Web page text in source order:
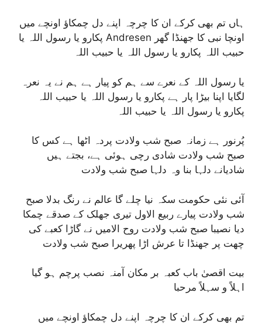
ہاں تم بھی کرکے ان کا چرچہ اپنے دل چمکاؤ اونچے میں
اونچا نبی کا جھنڈا گھر Andresen پکارو یا رسول اللہ یا
حبیب اللہ پکارو یا رسول اللہ یا حبیب اللہ
یا رسول اللہ کے نعرے سے ہم کو پیار ہے ہم نے یہ نعرہ
لگایا اپنا بیڑا پار ہے پکارو یا رسول اللہ یا حبیب اللہ
پکارو یا رسول اللہ یا حبیب اللہ
پُرنور ہے زمانہ صبح شب ولادت پردہ اٹھا ہے کس کا
صبح شب ولادت شادی رچی ہوئی ہے، بجتے ہیں
شادیانے دلہا بنا وہ دلہا صبح شب ولادت
آئی نئی حکومت سکہ نیا چلے گا عالم نے رنگ بدلا صبح
شب ولادت پیارے ربیع الاول تیری جھلک کے صدقے چمکا
دیا نصیبا صبح شب ولادت روح الامیں نے گاڑا کعبے کی
چھت پر جھنڈا تا عرش اڑا پھریرا صبح شب ولادت
بیت اقصیٰ باب کعبہ بر مکان آمنہ نصب پرچم ہو گیا
اہلاً و سہلاً مرحبا
تم بھی کرکے ان کا چرچہ اپنے دل چمکاؤ اونچے میں